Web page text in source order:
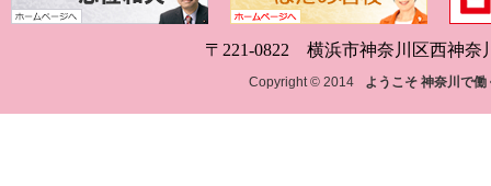
〒221-0822 横浜市神奈川区西神奈
Copyright © 2014 ようこそ 神奈川で